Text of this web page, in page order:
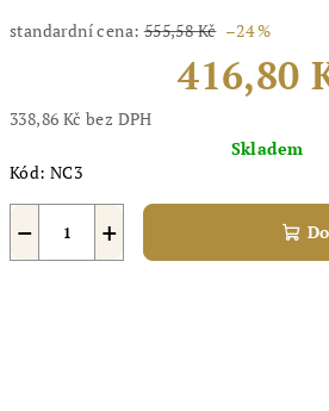
standardní cena: 555,58 Kč –24 %
416,80
338,86 Kč bez DPH
cena:
Skladem
Kód: NC3
+
−